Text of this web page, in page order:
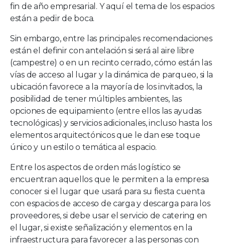
fin de año empresarial. Y aquí el tema de los espacios
están a pedir de boca.
Sin embargo, entre las principales recomendaciones
están el definir con antelación si será al aire libre
(campestre) o en un recinto cerrado, cómo están las
vías de acceso al lugar y la dinámica de parqueo, si la
ubicación favorece a la mayoría de los invitados, la
posibilidad de tener múltiples ambientes, las
opciones de equipamiento (entre ellos las ayudas
tecnológicas) y servicios adicionales, incluso hasta los
elementos arquitectónicos que le dan ese toque
único y un estilo o temática al espacio.
Entre los aspectos de orden más logístico se
encuentran aquellos que le permiten a la empresa
conocer si el lugar que usará para su fiesta cuenta
con espacios de acceso de carga y descarga para los
proveedores, si debe usar el servicio de catering en
el lugar, si existe señalización y elementos en la
infraestructura para favorecer a las personas con